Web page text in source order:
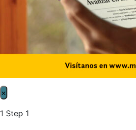
×
1 Step 1